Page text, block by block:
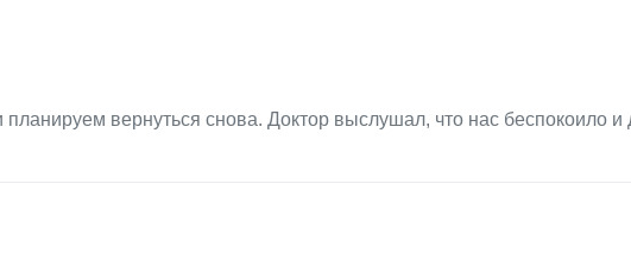
вернуться снова. Доктор выслушал, что нас беспокоило и